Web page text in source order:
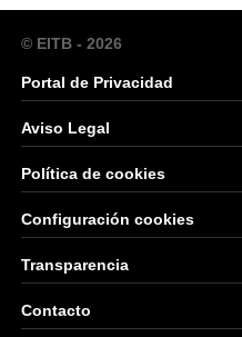
© EITB - 2026
Portal de Privacidad
Aviso Legal
Política de cookies
Configuración cookies
Transparencia
Contacto